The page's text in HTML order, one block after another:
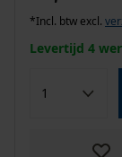
*Incl. btw excl.
Levertijd 4